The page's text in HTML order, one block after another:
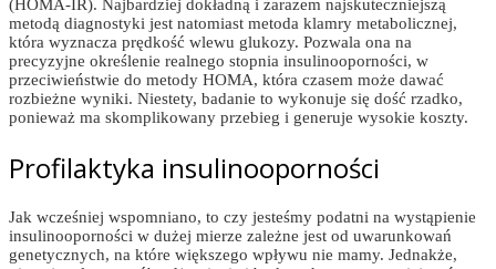
(HOMA-IR). Najbardziej dokładną i zarazem najskuteczniejszą
metodą diagnostyki jest natomiast metoda klamry metabolicznej,
która wyznacza prędkość wlewu glukozy. Pozwala ona na
precyzyjne określenie realnego stopnia insulinooporności, w
przeciwieństwie do metody HOMA, która czasem może dawać
rozbieżne wyniki. Niestety, badanie to wykonuje się dość rzadko,
ponieważ ma skomplikowany przebieg i generuje wysokie koszty.
Profilaktyka insulinooporności
Jak wcześniej wspomniano, to czy jesteśmy podatni na wystąpienie
insulinooporności w dużej mierze zależne jest od uwarunkowań
genetycznych, na które większego wpływu nie mamy. Jednakże,